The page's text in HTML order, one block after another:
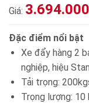
Giá: 3.694.000
Đặc điểm nổi bật
Xe đẩy hàng 2
nghiệp, hiệu
Tải trọng:
Trọng lượng: 10